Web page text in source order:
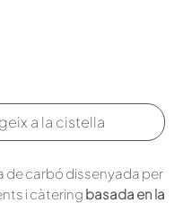
a la cistella
de carbó dissenyada per
i càtering basada en la